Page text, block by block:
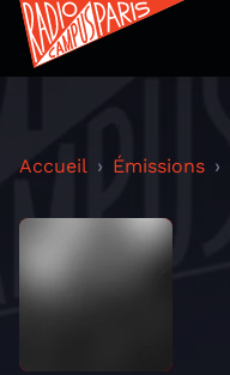
Accueil Émissions